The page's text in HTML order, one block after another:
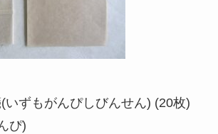
いずもがんぴしびんせん) (20枚)
ぴ)